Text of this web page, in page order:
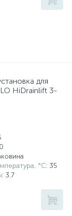
для
HiDrainlift 3-
°С: 35
: 3.7